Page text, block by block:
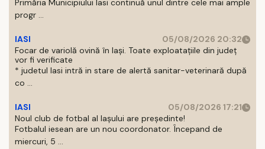
Primăria Municipiului Iasi continuă unul dintre cele mai ample
progr ...
IASI
05/08/2026 20:32
Focar de variolă ovină în Iași. Toate exploatațiile din județ
vor fi verificate
* judetul Iasi intră in stare de alertă sanitar-veterinară după
co ...
IASI
05/08/2026 17:21
Noul club de fotbal al Iașului are președinte!
Fotbalul iesean are un nou coordonator. Începand de
miercuri, 5 ...